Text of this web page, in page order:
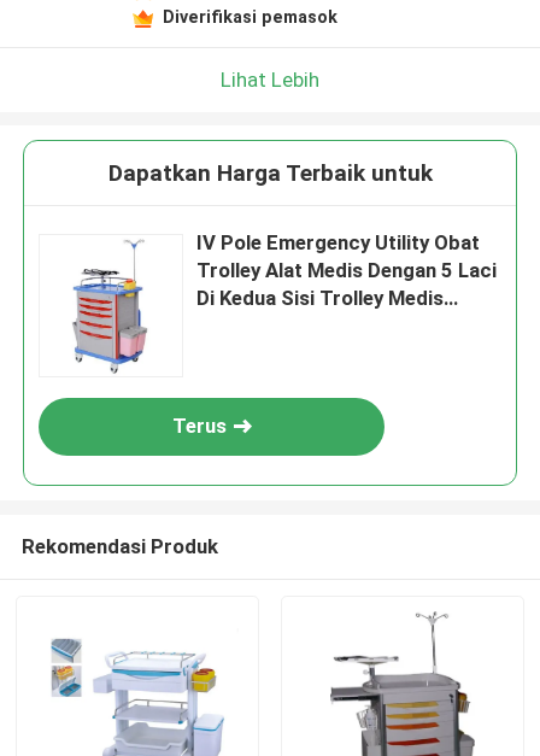
Diverifikasi pemasok
Lihat Lebih
Dapatkan Harga Terbaik untuk
IV Pole Emergency Utility Obat
Trolley Alat Medis Dengan 5 Laci
Di Kedua Sisi Trolley Medis
Terus
Rekomendasi Produk